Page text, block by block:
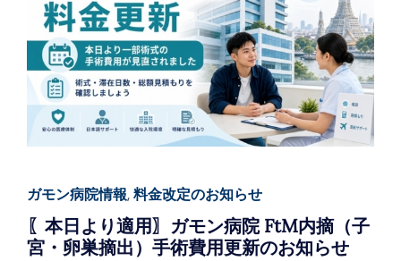
ガモン病院情報,料金改定のお知らせ
〖本日より適用〗ガモン病院 FtM内摘（子
宮・卵巣摘出）手術費用更新のお知らせ